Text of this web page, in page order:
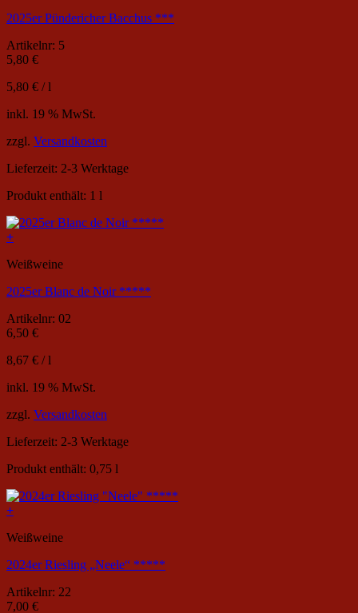
2025er Pündericher Bacchus ***
Artikelnr: 5
5,80 €
5,80 € /l
inkl. 19 % MwSt.
zzgl. Versandkosten
Lieferzeit: 2-3 Werktage
Produkt enthält: 1 l
+
Weißweine
2025er Blanc de Noir *****
Artikelnr: 02
6,50 €
8,67 € /l
inkl. 19 % MwSt.
zzgl. Versandkosten
Lieferzeit: 2-3 Werktage
Produkt enthält: 0,75 l
+
Weißweine
2024er Riesling „Neele“ *****
Artikelnr: 22
7,00 €